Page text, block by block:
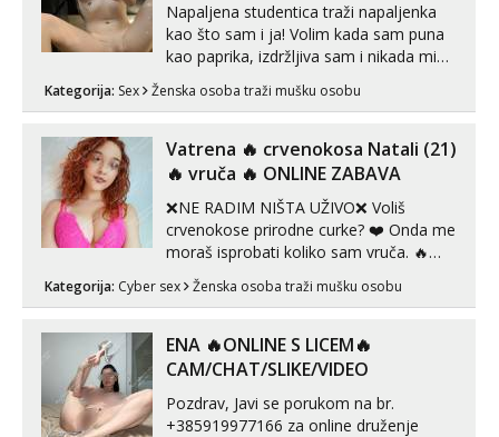
Napaljena studentica traži napaljenka
kao što sam i ja! Volim kada sam puna
kao paprika, izdržljiva sam i nikada mi
puta dnevno bilo kad i bilo gdje zato se
link ispod i nadji me tamo, cekam te!
Kategorija: Sex Ženska osoba traži mušku osobu
Vatrena ‎️‍🔥 crvenokosa Natali (21)
‎️‍🔥 vruča‎ ️‍🔥 ONLINE ZABAVA
❌NE RADIM NIŠTA UŽIVO❌ Voliš
crvenokose prirodne curke? ❤️ Onda me
moraš isprobati koliko sam vruča.‎ ️‍🔥
MLADA vražica koja ima 100%
prorodne grudi, 💦 Misli su mi uvijek
U mojoj raznolikoj ponudi možeš
pranaći nešto po svojoj mjeri. Sexi videa
Kategorija: Cyber sex Ženska osoba traži mušku osobu
ENA 🔥ONLINE S LICEM🔥
CAM/CHAT/SLIKE/VIDEO
Pozdrav, Javi se porukom na br.
+385919977166 za online druženje